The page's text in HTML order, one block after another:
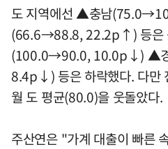
도 지역에선 ▲충남
(66.6→88.8, 22.2p↑) 등은
(100.0→90.0, 10.0p↓) ▲
8.4p↓) 등은 하락했다. 다만
월 도 평균(80.0)을 웃돌았다.
주산연은 "가계 대출이 빠른